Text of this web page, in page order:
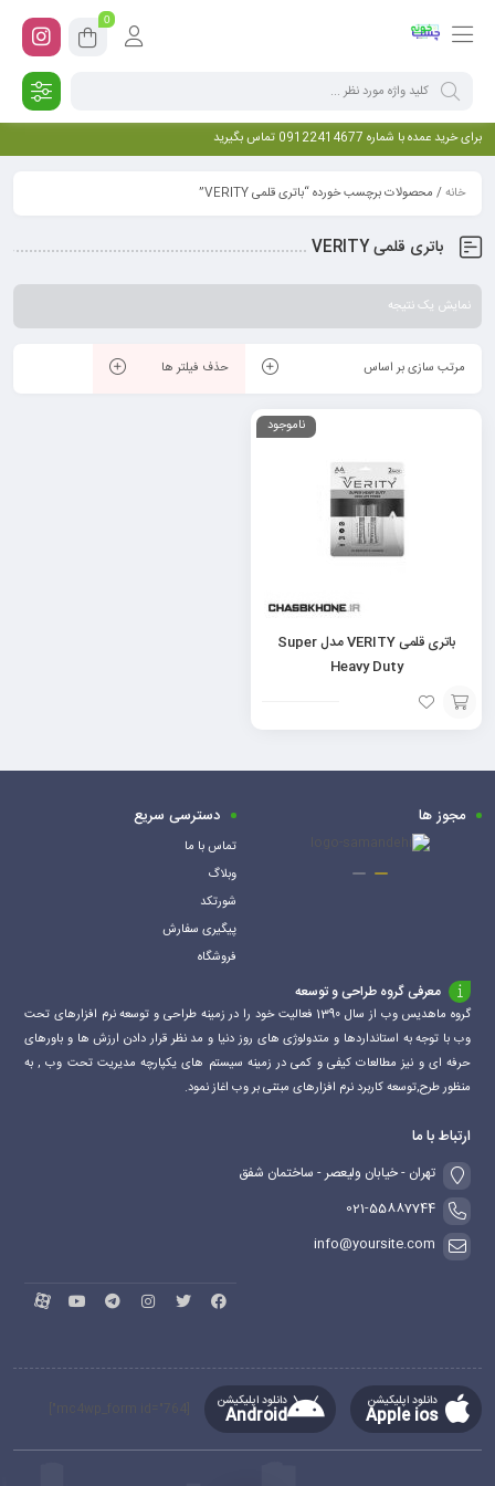
0
برای خرید عمده با شماره 09122414677 تماس بگیرید
خانه/ محصولات برچسب خورده “باتری قلمی VERITY”
باتری قلمی VERITY
نمایش یک نتیجه
مرتب سازی بر اساس حذف فیلتر ها
ناموجود
باتری قلمی VERITY مدل Super
Heavy Duty
افزودن
به
مجوز ها دسترسی سریع
تماس با ما
وبلاگ
شورتکد
پیگیری سفارش
فروشگاه
معرفی گروه طراحی و توسعه
گروه ماهدیس وب از سال 1390 فعالیت خود را در زمینه طراحی و توسعه نرم افزارهای تحت
وب با توجه به استانداردها و متدولوژی های روز دنیا و مد نظر قرار دادن ارزش ها و باورهای
حرفه ای و نیز مطالعات کیفی و کمی در زمینه سیستم های یکپارچه مدیریت تحت وب , به
منظور طرح,توسعه کاربرد نرم افزارهای مبتنی بر وب اغاز نمود.
ارتباط با ما
تهران - خیابان ولیعصر - ساختمان شفق
021-55887744
info@yoursite.com
دانلود اپلیکیشن
Apple ios
دانلود اپلیکیشن
Android